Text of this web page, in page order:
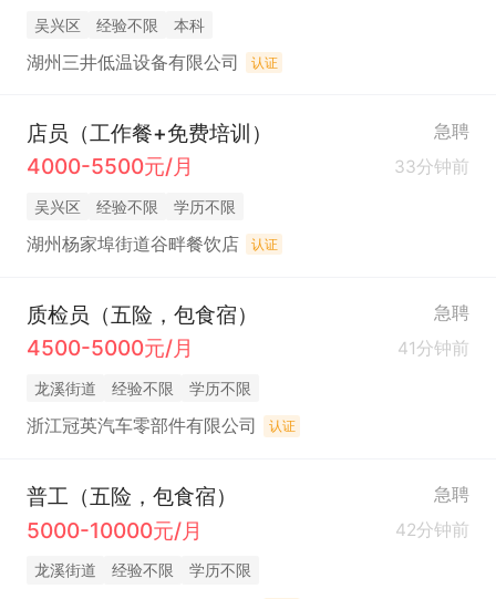
吴兴区 经验不限 本科
湖州三井低温设备有限公司 认证
店员（工作餐+免费培训） 急聘
4000-5500元/月 33分钟前
吴兴区 经验不限 学历不限
湖州杨家埠街道谷畔餐饮店 认证
质检员（五险，包食宿） 急聘
4500-5000元/月 41分钟前
龙溪街道 经验不限 学历不限
浙江冠英汽车零部件有限公司 认证
普工（五险，包食宿） 急聘
5000-10000元/月 42分钟前
龙溪街道 经验不限 学历不限